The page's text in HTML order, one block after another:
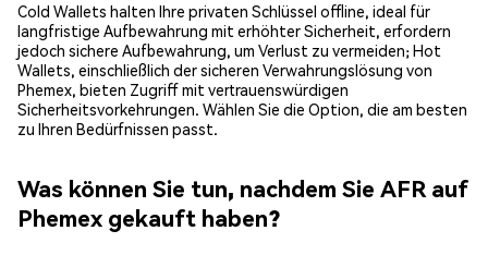
Cold Wallets halten Ihre privaten Schlüssel offline, ideal für
langfristige Aufbewahrung mit erhöhter Sicherheit, erfordern
jedoch sichere Aufbewahrung, um Verlust zu vermeiden; Hot
Wallets, einschließlich der sicheren Verwahrungslösung von
Phemex, bieten Zugriff mit vertrauenswürdigen
Sicherheitsvorkehrungen. Wählen Sie die Option, die am besten
zu Ihren Bedürfnissen passt.
Was können Sie tun, nachdem Sie AFR auf
Phemex gekauft haben?